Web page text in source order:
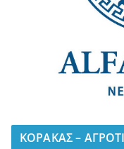
ΚΟΡΑΚΑΣ –